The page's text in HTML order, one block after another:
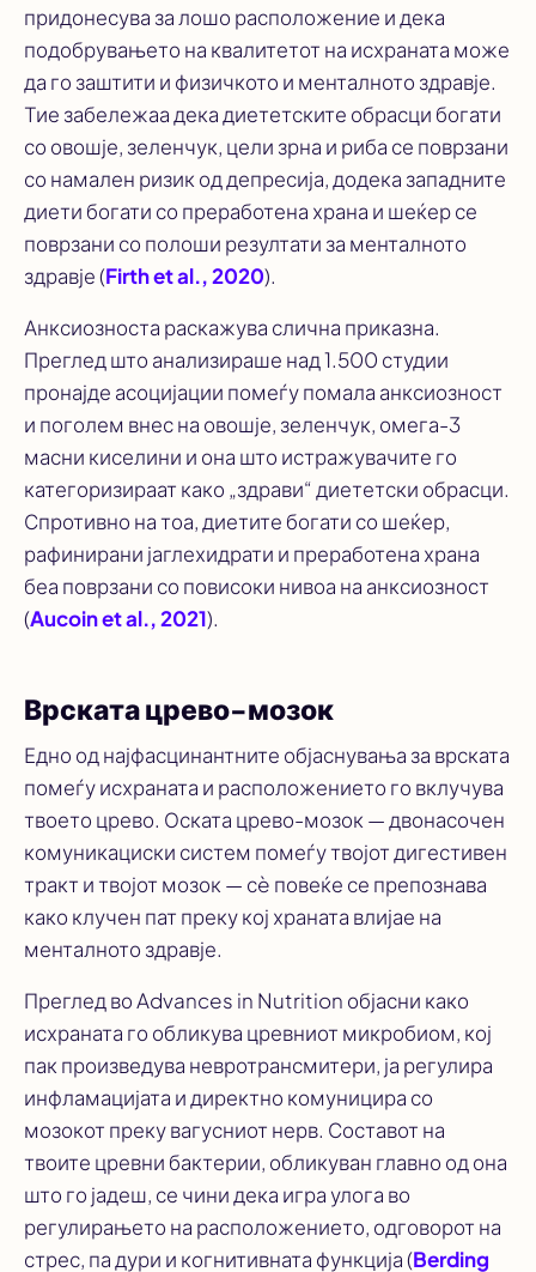
придонесува за лошо расположение и дека
подобрувањето на квалитетот на исхраната може
да го заштити и физичкото и менталното здравје.
Тие забележаа дека диететските обрасци богати
со овошје, зеленчук, цели зрна и риба се поврзани
со намален ризик од депресија, додека западните
диети богати со преработена храна и шеќер се
поврзани со полоши резултати за менталното
здравје (Firth et al., 2020).
Анксиозноста раскажува слична приказна.
Преглед што анализираше над 1.500 студии
пронајде асоцијации помеѓу помала анксиозност
и поголем внес на овошје, зеленчук, омега-3
масни киселини и она што истражувачите го
категоризираат како „здрави“ диететски обрасци.
Спротивно на тоа, диетите богати со шеќер,
рафинирани јаглехидрати и преработена храна
беа поврзани со повисоки нивоа на анксиозност
(Aucoin et al., 2021).
Врската црево-мозок
Едно од најфасцинантните објаснувања за врската
помеѓу исхраната и расположението го вклучува
твоето црево. Оската црево-мозок — двонасочен
комуникациски систем помеѓу твојот дигестивен
тракт и твојот мозок — сè повеќе се препознава
како клучен пат преку кој храната влијае на
менталното здравје.
Преглед воAdvances in Nutrition објасни како
исхраната го обликува цревниот микробиом, кој
пак произведува невротрансмитери, ја регулира
инфламацијата и директно комуницира со
мозокот преку вагусниот нерв. Составот на
твоите цревни бактерии, обликуван главно од она
што го јадеш, се чини дека игра улога во
регулирањето на расположението, одговорот на
стрес, па дури и когнитивната функција (Berding